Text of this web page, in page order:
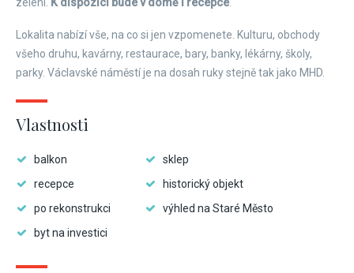
Lokalita nabízí vše, na co si jen vzpomenete. Kulturu, obchody
všeho druhu, kavárny, restaurace, bary, banky, lékárny, školy,
parky. Václavské náměstí je na dosah ruky stejně tak jako MHD.
Vlastnosti
balkon
sklep
recepce
historický objekt
po rekonstrukci
výhled na Staré Město
byt na investici